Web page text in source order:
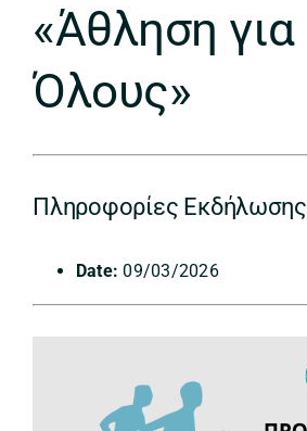
«Άθληση για
Όλους»
Πληροφορίες Εκδήλωσης
Date: 09/03/2026